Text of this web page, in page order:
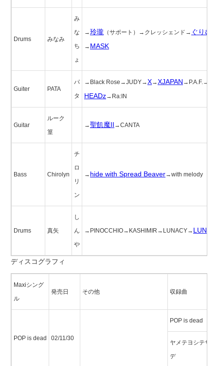
Drums みなみ
み
な
ち
ょ
→玲瓏 （サポート）→クレッシェンド→ ぐりむ
→ MASK
Guiter PATA
パ
タ
→Black Rose→JUDY→X→XJAPAN →P.A.F.→
HEADz→Ra:IN
Guitar
ルーク
篁
→聖飢魔II →CANTA
Bass Chirolyn
チ
ロ
リ
ン
→ hide with Spread Beaver→with melody
Drums 真矢
し
ん
や
→PINOCCHIO→KASHIMIR→LUNACY→
ディスコグラフィ
Maxiシング
ル
発売日 その他 収録曲
POP is dead 02/11/30
POP is dead
ヤメテヨシテサワ
デ